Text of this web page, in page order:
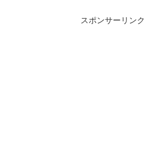
スポンサーリンク